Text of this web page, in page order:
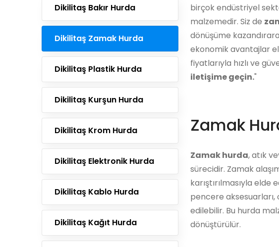
Dikilitaş Bakır Hurda
Dikilitaş Zamak Hurda
Dikilitaş Plastik Hurda
Dikilitaş Kurşun Hurda
Dikilitaş Krom Hurda
Dikilitaş Elektronik Hurda
Dikilitaş Kablo Hurda
Dikilitaş Kağıt Hurda
birçok endüstriyel
malzemedir. Siz de
dönüşüme
ekonomik avantajlar
fiyatlarıyla hızlı ve
iletişime geçin."
Zamak
Zamak hurda, atık
sürecidir. Zamak
karıştırılmasıyla
pencere
edilebilir. Bu hurda
dönüştürülür.